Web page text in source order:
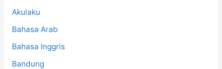
Akulaku
Bahasa Arab
Bahasa Inggris
Bandung